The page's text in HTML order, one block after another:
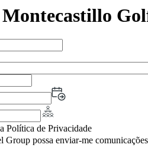
Política de Privacidade
possa enviar-me